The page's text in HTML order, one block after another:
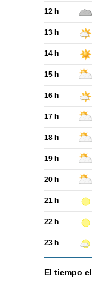
12 h
13 h
14 h
15 h
16 h
17 h
18 h
19 h
20 h
21 h
22 h
23 h
El tiempo el